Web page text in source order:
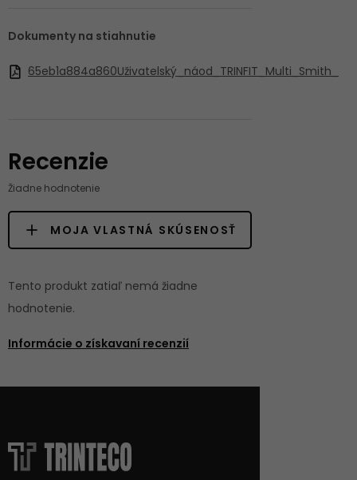
Dokumenty na stiahnutie
65eb1a884a860Uživatelský_náod_TRINFIT_Multi_Smith_
Recenzie
Žiadne hodnotenie
MOJA VLASTNÁ SKÚSENOSŤ
Tento produkt zatiaľ nemá žiadne
hodnotenie.
Informácie o získavaní recenzií